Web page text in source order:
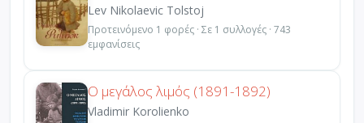
Lev Nikolaevic Tolstoj
Προτεινόμενο 1 φορές · Σε 1 συλλογές · 743
εμφανίσεις
Ο μεγάλος λιμός (1891-1892)
Vladimir Korolienko